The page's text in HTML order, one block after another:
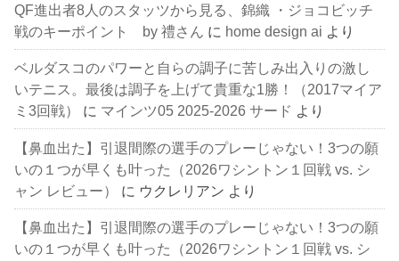
QF進出者8人のスタッツから見る、錦織 ・ジョコビッチ
戦のキーポイント by 禮さん に home design ai より
ベルダスコのパワーと自らの調子に苦しみ出入りの激し
いテニス。最後は調子を上げて貴重な1勝！（2017マイア
ミ3回戦）
に マインツ05 2025-2026 サード より
【鼻血出た】引退間際の選手のプレーじゃない！3つの願
いの１つが早くも叶った（2026ワシントン１回戦 vs. シ
ャン レビュー）
に ウクレリアン より
【鼻血出た】引退間際の選手のプレーじゃない！3つの願
いの１つが早くも叶った（2026ワシントン１回戦 vs. シ